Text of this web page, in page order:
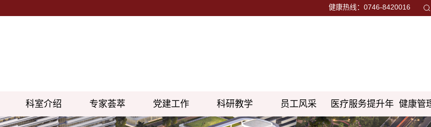
健康热线：0746-8420016
科室介绍 专家荟萃 党建工作 科研教学 员工风采 医疗服务提升年 健康管